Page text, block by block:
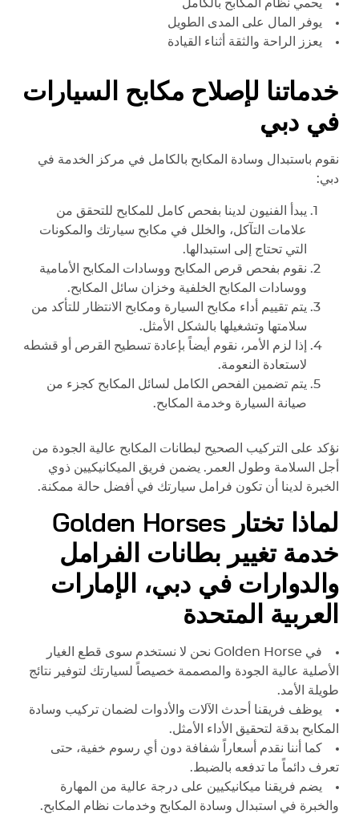
يحمي نظام المكابح بالكامل
يوفر المال على المدى الطويل
يعزز الراحة والثقة أثناء القيادة
خدماتنا لإصلاح مكابح السيارات
في دبي
نقوم باستبدال وسادة المكابح بالكامل في مركز الخدمة في
دبي:
يبدأ الفنيون لدينا بفحص كامل للمكابح للتحقق من
علامات التآكل، والخلل في مكابح سيارتك والمكونات
التي تحتاج إلى استبدالها.
نقوم بفحص قرص المكابح ووسادات المكابح الأمامية
ووسادات المكابح الخلفية وخزان سائل المكابح.
يتم تقييم أداء مكابح السيارة ومكابح الانتظار للتأكد من
سلامتها وتشغيلها بالشكل الأمثل.
إذا لزم الأمر، نقوم أيضاً بإعادة تسطيح القرص أو قشطه
لاستعادة النعومة.
يتم تضمين الفحص الكامل لسائل المكابح كجزء من
صيانة السيارة وخدمة المكابح.
نؤكد على التركيب الصحيح لبطانات المكابح عالية الجودة من
أجل السلامة وطول العمر. يضمن فريق الميكانيكيين ذوي
الخبرة لدينا أن تكون فرامل سيارتك في أفضل حالة ممكنة.
لماذا تختار Golden Horses
خدمة تغيير بطانات الفرامل
والدوارات في دبي، الإمارات
العربية المتحدة
في Golden Horse نحن لا نستخدم سوى قطع الغيار
الأصلية عالية الجودة والمصممة خصيصاً لسيارتك لتوفير نتائج
طويلة الأمد.
يوظف فريقنا أحدث الآلات والأدوات لضمان تركيب وسادة
المكابح بدقة لتحقيق الأداء الأمثل.
كما أننا نقدم أسعاراً شفافة دون أي رسوم خفية، حتى
تعرف دائماً ما تدفعه بالضبط.
يضم فريقنا ميكانيكيين على درجة عالية من المهارة
والخبرة في استبدال وسادة المكابح وخدمات نظام المكابح.